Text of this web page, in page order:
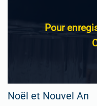
Pour
Noël et Nouvel An